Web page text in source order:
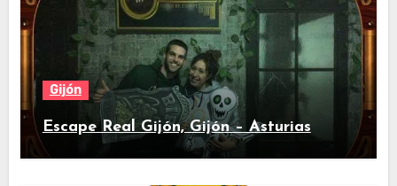
Gijón
Escape Real Gijón, Gijón – Asturias